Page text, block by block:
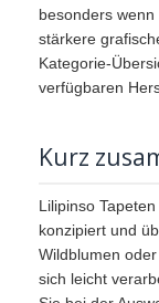
besonders
stärkere
Kategorie-
verfügbaren
Kurz
Lilipinso
konzipiert und
Wildblumen
sich leicht